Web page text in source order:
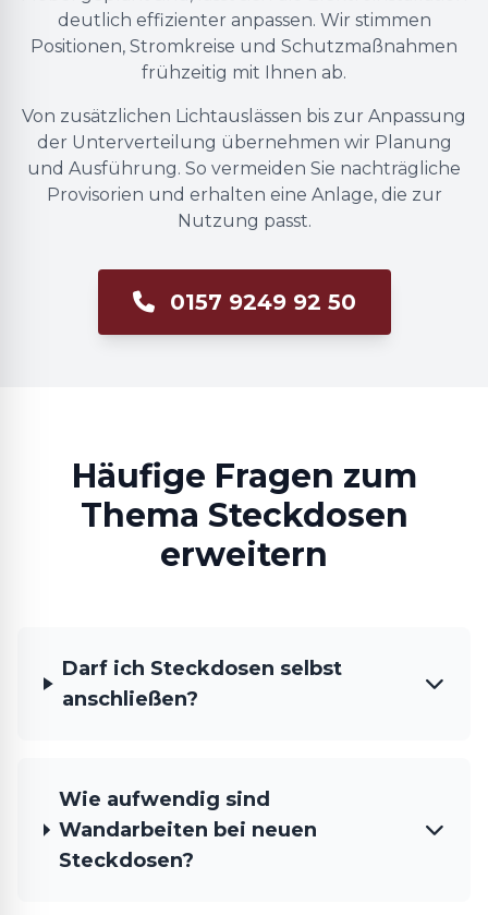
deutlich effizienter anpassen. Wir stimmen
Positionen, Stromkreise und Schutzmaßnahmen
frühzeitig mit Ihnen ab.
Von zusätzlichen Lichtauslässen bis zur Anpassung
der Unterverteilung übernehmen wir Planung
und Ausführung. So vermeiden Sie nachträgliche
Provisorien und erhalten eine Anlage, die zur
Nutzung passt.
0157 9249 92 50
Häufige Fragen zum
Thema Steckdosen
erweitern
Darf ich Steckdosen selbst
anschließen?
Wie aufwendig sind
Wandarbeiten bei neuen
Steckdosen?